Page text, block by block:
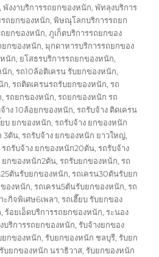
,พังงาบริการรถยกของหนัก,พัทลุงบริการ
ถยกของหนัก,พิษณุโลกบริการรถยก
ยกของหนัก,ภูเก็ตบริการรถยกของ
ยกของหนัก,มุกดาหารบริการรถยกของ
นัก, ยโสธรบริการรถยกของหนัก,
นัก,รถ10ล้อติเครน รับยกของหนัก,
ก,รถติดเครนรถรับยกของหนัก,รถ
,รถยกของหนัก,รถยกของหนัก รถ
าง 10ล้อยกของหนัก,รถรับจ้าง ติดเครน
ยบ ยกของหนัก,รถรับจ้าง ยกของหนัก
3ตัน,รถรับจ้าง ยกของหนัก ยาวใหญ่,
รถรับจ้าง ยกของหนัก20ตัน,รถรับจ้าง
ยกของหนัก2ตัน,รถรับยกของหนัก,รถ
25ตันรับยกของหนัก,รถเครน30ตันรับยก
องหนัก,รถเครน5ตันรับยกของหนัก,รถ
ะกิจพิเศษ6เพลา,รถเฮี๊ยบ รับยกของ
,ร้อยเอ็ดบริการรถยกของหนัก,ระนอง
บริการรถยกของหนัก,รับจ้างยกของ
ยกของหนัก,รับยกของหนัก ชลบุรี,รับยก
รับยกของหนัก นราธิวาส,รับยกของหนัก